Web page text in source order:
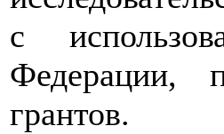
с
Федерации,
грантов.